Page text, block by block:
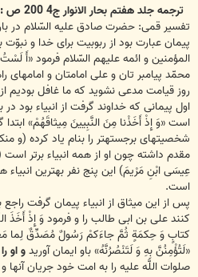
ترجمه جلد هفتم بحار الانوار ج‏4 200 ص : 199
تفسیر قمی: حضرت صادق علیه السّلام در
پیمان عبارت بود از ربوبیت برای خدا و نبوّت
المؤمنین و ائمه علیهم السّلام فرمود «أَ
محمّد پیامبر تان و على امامتان و امامهاى
روز قیامت مدعی نشوید که ما غافل بودیم
اول پیمانی که خداوند گرفت از انبیاء بود
است «وَ إِذْ أَخَذْنا مِنَ النَّبِیینَ مِیثاقَهُمْ» ابتدا
شخصیت‏هاى برجسته‏تر را بنام یاد کرده (و
مقدم داشته چون او از همه انبیاء برتر
عِیسَى ابْنِ مَرْیمَ) این پنج نفر بهترین انبیاء
است.
پس از این میثاق از انبیاء پیمان گرفت راجع
کنند على بن ابى طالب را و فرمود وَ إِذْ أَخَذَ
کتابٍ وَ حِکمَةٍ ثُمَّ جاءَکمْ رَسُولٌ مُصَدِّقٌ لِما
«لَتُؤْمِنُنَّ بِهِ وَ لَتَنْصُرُنَّهُ» باو ایمان آوریدو او
صلوات اللَّه علیه را به امت خود جریان آنها